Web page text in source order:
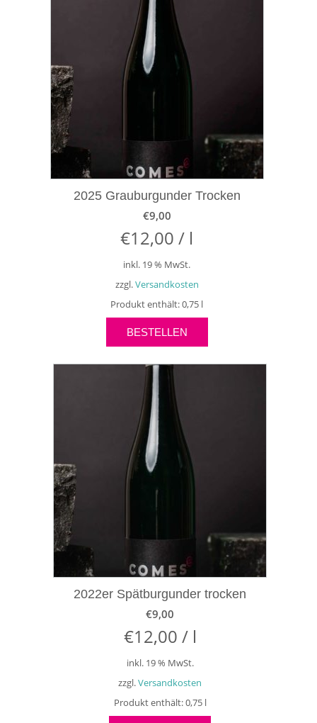
2025 Grauburgunder Trocken
€9,00
€12,00 / l
inkl. 19 % MwSt.
zzgl.Versandkosten
Produkt enthält: 0,75 l
BESTELLEN
2022er Spätburgunder trocken
€9,00
€12,00 / l
inkl. 19 % MwSt.
zzgl.Versandkosten
Produkt enthält: 0,75 l